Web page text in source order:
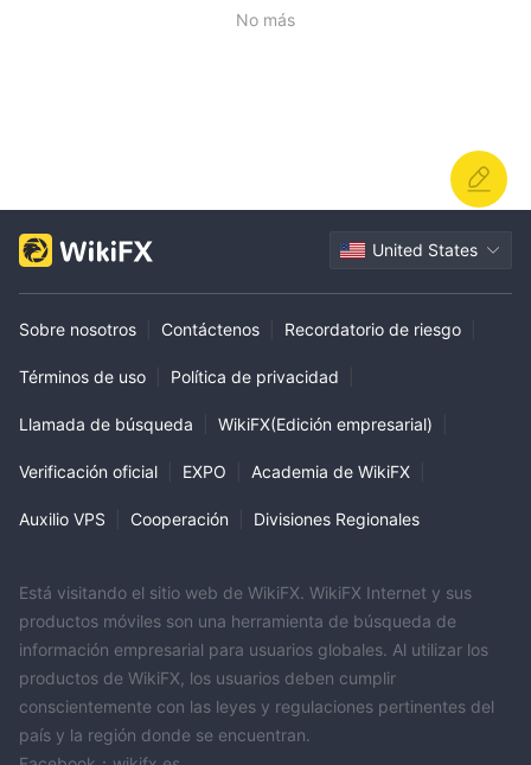
No más
United States
Sobre nosotros Contáctenos Recordatorio de riesgo
Términos de uso Política de privacidad
Llamada de búsqueda WikiFX(Edición empresarial)
Verificación oficial EXPO Academia de WikiFX
Auxilio VPS Cooperación Divisiones Regionales
Está visitando el sitio web de WikiFX. WikiFX Internet y sus
productos móviles son una herramienta de búsqueda de
información empresarial para usuarios globales. Al utilizar los
productos de WikiFX, los usuarios deben cumplir
conscientemente con las leyes y regulaciones pertinentes del
país y la región donde se encuentran.